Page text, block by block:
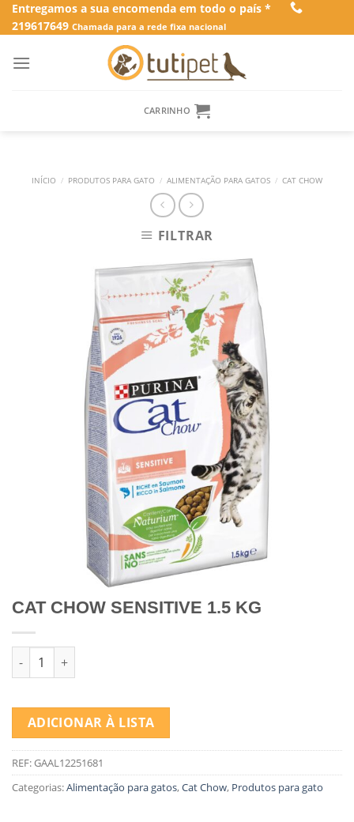
SkipEntregamos a sua encomenda em todo o país *
219617649 Chamada para a rede fixa nacional
CARRINHO
INÍCIO / PRODUTOS PARA GATO / ALIMENTAÇÃO PARA GATOS / CAT CHOW
FILTRAR
CAT CHOW SENSITIVE 1.5 KG
Quantidade de CAT CHOW SENSITIVE 1.5 KG
ADICIONAR À LISTA
REF:GAAL12251681
Categorias:Alimentação para gatos,Cat Chow, Produtos para gato